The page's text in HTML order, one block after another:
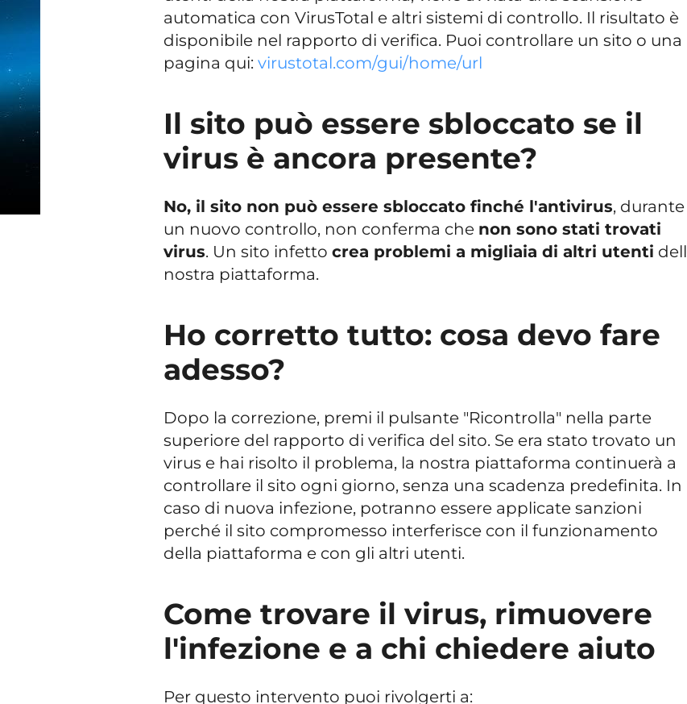
automatica con VirusTotal e altri sistemi di controllo. Il risultato è
disponibile nel rapporto di verifica. Puoi controllare un sito o una
pagina qui:virustotal.com/gui/home/url
Il sito può essere sbloccato se il
virus è ancora presente?
No, il sito non può essere sbloccato finché l'antivirus, durante
un nuovo controllo, non conferma che non sono stati trovati
virus. Un sito infettocrea problemi a migliaia di altri utenti
nostra piattaforma.
Ho corretto tutto: cosa devo fare
adesso?
Dopo la correzione, premi il pulsante "Ricontrolla" nella parte
superiore del rapporto di verifica del sito. Se era stato trovato un
virus e hai risolto il problema, la nostra piattaforma continuerà a
controllare il sito ogni giorno, senza una scadenza predefinita. In
caso di nuova infezione, potranno essere applicate sanzioni
perché il sito compromesso interferisce con il funzionamento
della piattaforma e con gli altri utenti.
Come trovare il virus, rimuovere
l'infezione e a chi chiedere aiuto
Per questo intervento puoi rivolgerti a: